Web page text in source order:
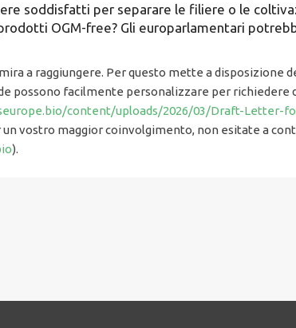
soddisfatti per separare le filiere o le
OGM-free? Gli europarlamentari
a raggiungere. Per questo mette a
possono facilmente personalizzare per
content/uploads/2026/03/Draft-Letter-
vostro maggior coinvolgimento, non esitate a
).